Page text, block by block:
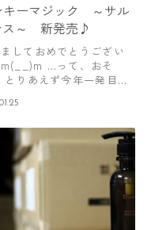
キーマジック ～サル
～ 新発売♪
しておめでとうござい
m(__)m …って、おそ
とりあえず今年一発目の